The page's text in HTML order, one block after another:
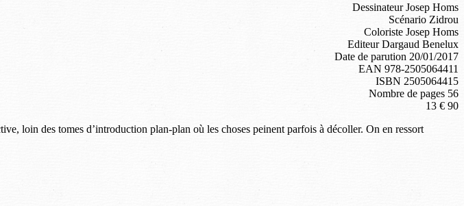
Dessinateur Josep Homs
Scénario Zidrou
Coloriste Josep Homs
Editeur Dargaud Benelux
Date de parution 20/01/2017
EAN 978-2505064411
ISBN 2505064415
Nombre de pages 56
13 € 90
loin des tomes d’introduction plan-plan où les choses peinent parfois à décoller. On en ressort